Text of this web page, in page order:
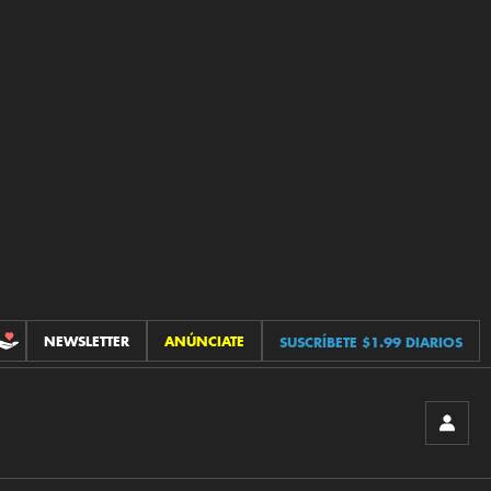
CONTRIBUCIONES
NEWSLETTER ANÚNCIATE SUSCRÍBETE $1.99 DIARIOS